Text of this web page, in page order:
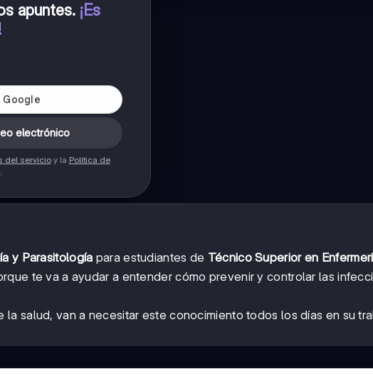
apuntes. ¡Es
electrónico
del servicioy la Política de
.
y Parasitología para estudiantes de Técnico Superior en
te va a ayudar a entender cómo prevenir y controlar las
la salud, van a necesitar este conocimiento todos los días en su